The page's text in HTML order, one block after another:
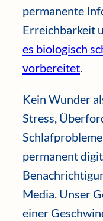
permanente
Erreichbarkeit
es biologisch
vorbereitet.
Kein Wunder
Stress,
permanent
Media. Unser
einer